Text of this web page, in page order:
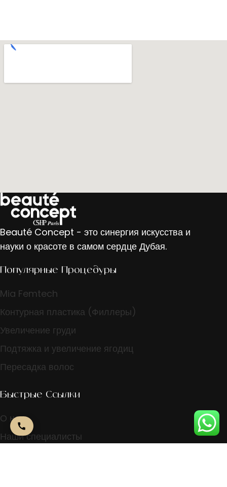
Beauté Concept - это синергия искусства и
науки о красоте в самом сердце Дубая.
Популярные Процедуры
Mia Femtech
Контурная пластика (Филлеры)
Увеличение груди
Подтяжка и увеличение ягодиц
Пересадка волос
Быстрые Ссылки
О нас
Наши специалисты